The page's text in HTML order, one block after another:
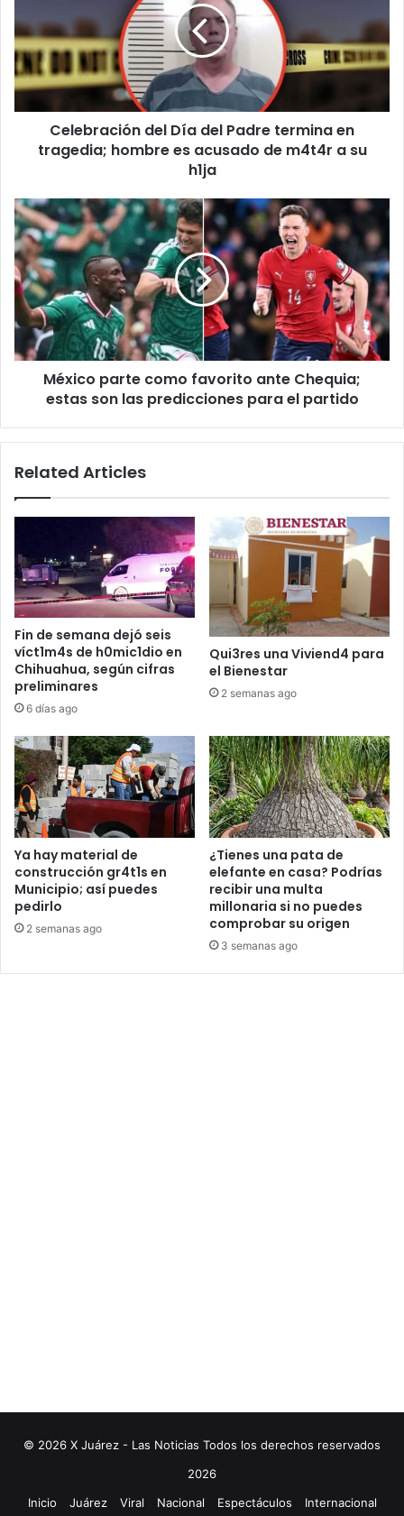
Padre
termina
en
tragedia;
hombre
acusado
a
su
h1ja
Celebración del Día del Padre termina en
tragedia; hombre es acusado de m4t4r a su
h1ja
México
parte
como
favorito
ante
Chequia;
estas
son
las
predicciones
partido
México parte como favorito ante Chequia;
estas son las predicciones para el partido
Related Articles
Fin de semana dejó seis
víct1m4s de h0mic1dio en
Chihuahua, según cifras
preliminares
6 días ago
Qui3res una Viviend4 para
el Bienestar
2 semanas ago
Ya hay material de
construcción gr4t1s en
Municipio; así puedes
pedirlo
2 semanas ago
¿Tienes una pata de
elefante en casa? Podrías
recibir una multa
millonaria si no puedes
comprobar su origen
3 semanas ago
© 2026 X Juárez - Las Noticias Todos los derechos reservados
2026
Inicio
Juárez Viral Nacional Espectáculos Internacional